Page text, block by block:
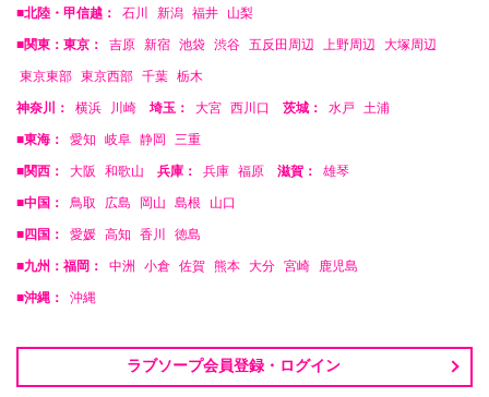
■北陸・甲信越： 石川 新潟 福井 山梨
■関東：東京： 吉原 新宿 池袋 渋谷 五反田周辺 上野周辺 大塚周辺
東京東部 東京西部 千葉 栃木
神奈川： 横浜 川崎 埼玉： 大宮 西川口 茨城： 水戸 土浦
■東海： 愛知 岐阜 静岡 三重
■関西： 大阪 和歌山 兵庫： 兵庫 福原 滋賀： 雄琴
■中国： 鳥取 広島 岡山 島根 山口
■四国： 愛媛 高知 香川 徳島
■九州：福岡： 中洲 小倉 佐賀 熊本 大分 宮崎 鹿児島
■沖縄： 沖縄
ラブソープ会員登録・ログイン